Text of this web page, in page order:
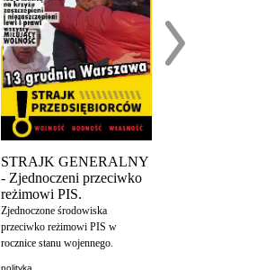
STRAJK GENERALNY
- Zjednoczeni przeciwko
reżimowi PIS.
Zjednoczone środowiska
przeciwko reżimowi PIS w
rocznice stanu wojennego.
polityka